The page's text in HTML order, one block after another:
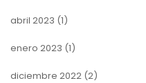
abril 2023 (1)
enero 2023 (1)
diciembre 2022 (2)